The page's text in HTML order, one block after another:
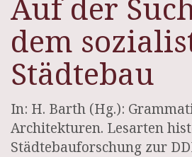
Auf der
dem
Städtebau
In: H. Barth (Hg.):
Architekturen. Lesarten
Städtebauforschung zur